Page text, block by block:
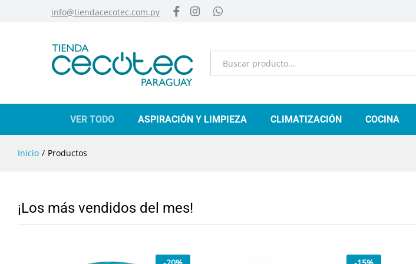
info@tiendacecotec.com.py
Categorías
VER TODO ASPIRACIÓN Y LIMPIEZA CLIMATIZACIÓN COCINA
Inicio / Productos
¡Los más vendidos del mes!